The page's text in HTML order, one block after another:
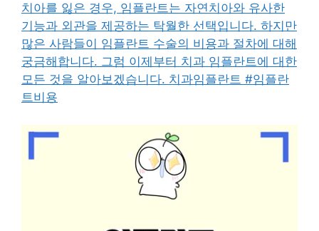
치아를 잃은 경우, 임플란트는 자연치아와 유사한
기능과 외관을 제공하는 탁월한 선택입니다. 하지만
많은 사람들이 임플란트 수술의 비용과 절차에 대해
궁금해합니다. 그럼 이제부터 치과 임플란트에 대한
모든 것을 알아보겠습니다. 치과임플란트 #임플란
트비용